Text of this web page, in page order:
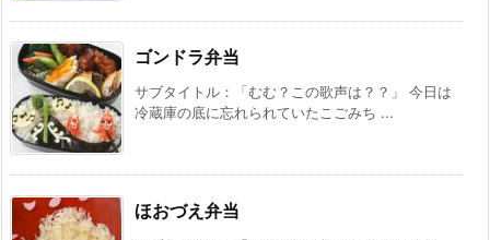
ゴンドラ弁当
サブタイトル：「むむ？この歌声は？？」 今日は
冷蔵庫の底に忘れられていたこごみち ...
ほおづえ弁当